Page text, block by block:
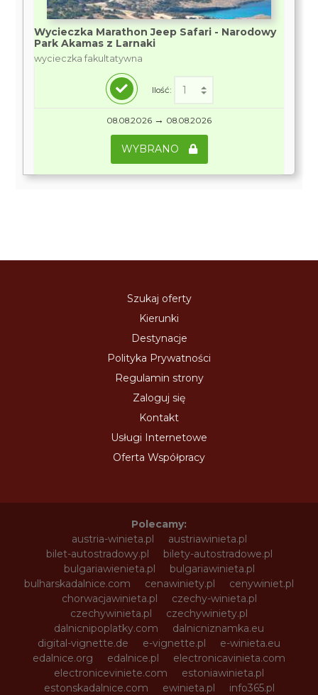
Wycieczka Marathon Jeep Safari - Narodowy
Park Akamas z Larnaki
wycieczka fakultatywna
Ilość:
08.08.2026 → 08.08.2026
WYBRANO
Szukaj oferty
Kierunki
Destynacje
Polityka Prywatności
Regulamin strony
Zaloguj się
Kontakt
Usługi Internetowe
Oferta Współpracy
Polecamy:
austria-winieta.pl
austriawinieta.pl
bilet-autostradowy.pl
bilety-autostradowe.pl
bulgariawienieta.pl
bulgariawinieta.pl
bulharskadalnice.com
cenawiniety.pl
cenywiniet.pl
chorwacjawinieta.pl
czechy-winieta.pl
czechywinieta.pl
czechywiniety.pl
dalnicnipoplatky.com
dalnicniznamka.eu
digital-vignette.de
e-vignette.pl
e-winieta.eu
edalnice.org
edalnice.pl
electronicavinieta.com
electroniceviniete.com
estoniawinieta.pl
estonskadalnice.com
ewinieta.pl
info365.pl